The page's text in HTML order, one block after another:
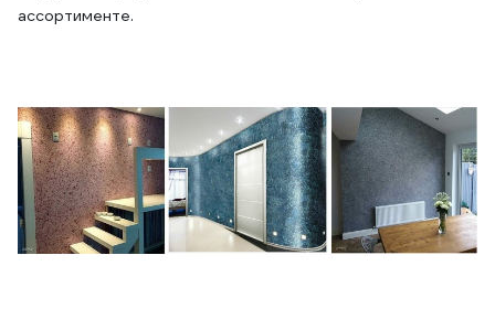
ассортименте.